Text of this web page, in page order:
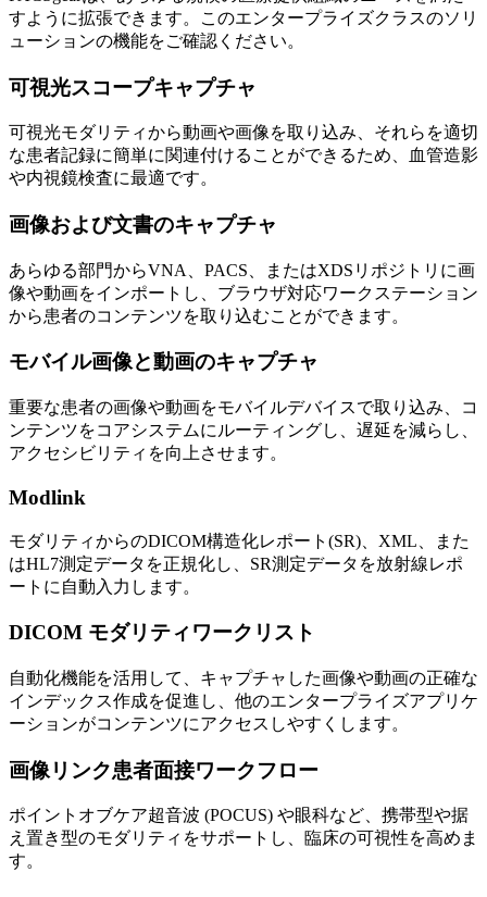
すように拡張できます。このエンタープライズクラスのソリ
ューションの機能をご確認ください。
可視光スコープキャプチャ
可視光モダリティから動画や画像を取り込み、それらを適切
な患者記録に簡単に関連付けることができるため、血管造影
や内視鏡検査に最適です。
画像および文書のキャプチャ
あらゆる部門からVNA、PACS、またはXDSリポジトリに画
像や動画をインポートし、ブラウザ対応ワークステーション
から患者のコンテンツを取り込むことができます。
モバイル画像と動画のキャプチャ
重要な患者の画像や動画をモバイルデバイスで取り込み、コ
ンテンツをコアシステムにルーティングし、遅延を減らし、
アクセシビリティを向上させます。
Modlink
モダリティからのDICOM構造化レポート(SR)、XML、また
はHL7測定データを正規化し、SR測定データを放射線レポ
ートに自動入力します。
DICOM モダリティワークリスト
自動化機能を活用して、キャプチャした画像や動画の正確な
インデックス作成を促進し、他のエンタープライズアプリケ
ーションがコンテンツにアクセスしやすくします。
画像リンク患者面接ワークフロー
ポイントオブケア超音波 (POCUS) や眼科など、携帯型や据
え置き型のモダリティをサポートし、臨床の可視性を高めま
す。